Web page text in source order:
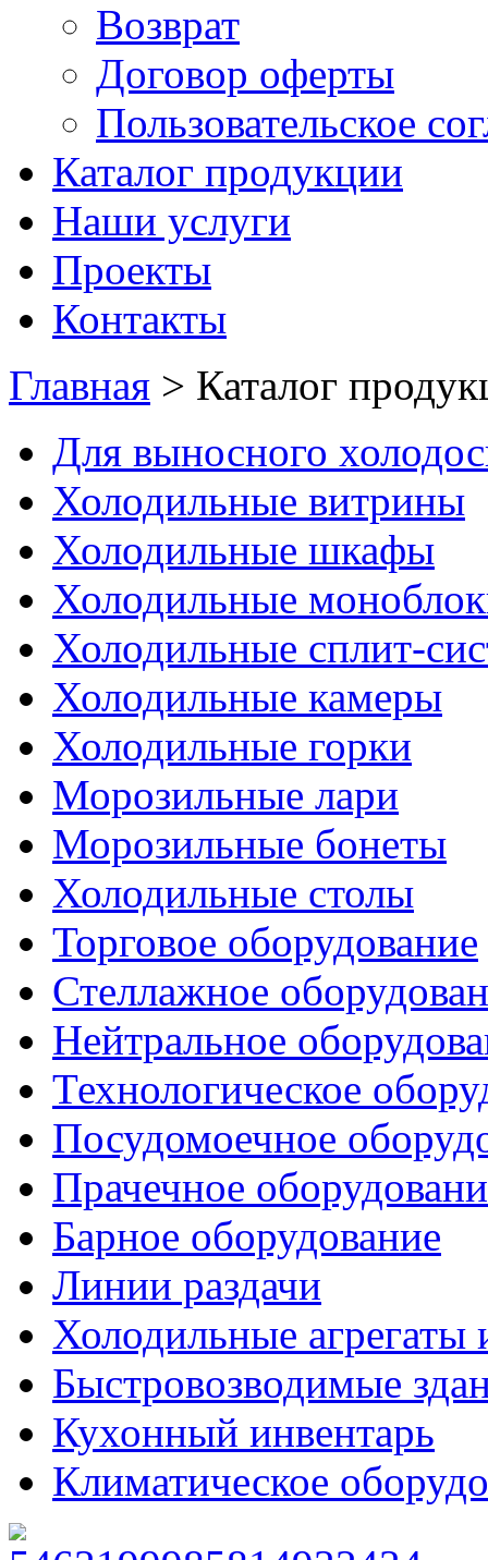
Возврат
Договор оферты
Пользовательское
Каталог продукции
Наши услуги
Проекты
Контакты
Главная > Каталог
Для выносного
Холодильные витрины
Холодильные шкафы
Холодильные
Холодильные сплит-
Холодильные камеры
Холодильные горки
Морозильные лари
Морозильные бонеты
Холодильные столы
Торговое оборудование
Стеллажное
Нейтральное
Технологическое
Посудомоечное
Прачечное
Барное оборудование
Линии раздачи
Холодильные агрегаты
Быстровозводимые
Кухонный инвентарь
Климатическое